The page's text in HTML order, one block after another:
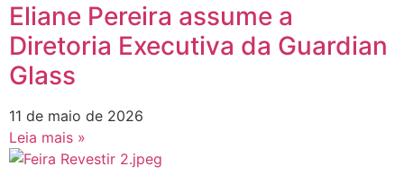
Eliane Pereira assume a
Diretoria Executiva da Guardian
Glass
11 de maio de 2026
Leia mais »